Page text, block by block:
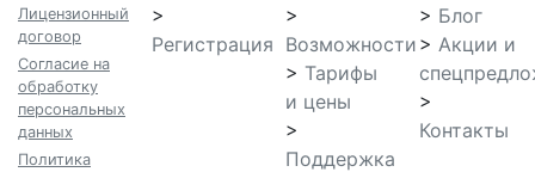
Лицензионный
договор
Согласие на
обработку
персональных
данных
Политика
>
Регистрация
>
Возможности
> Тарифы
и цены
>
Поддержка
> Блог
> Акции и
>
Контакты